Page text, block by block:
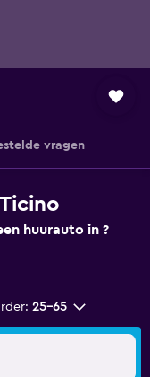
vragen
huurauto in ?
25-65